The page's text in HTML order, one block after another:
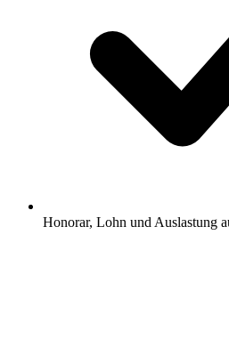
Honorar, Lohn und Auslastung